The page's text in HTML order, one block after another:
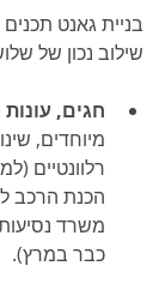
בניית גאנט
שילוב נכון של
חגים,
מיוחדים,
רלוונטיים
הכנת הרכב
משרד
כבר במרץ).